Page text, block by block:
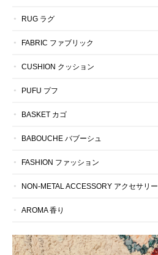
RUG ラグ
FABRIC ファブリック
CUSHION クッション
PUFU プフ
BASKET カゴ
BABOUCHE バブーシュ
FASHION ファッション
NON-METAL ACCESSORY アクセサリー
AROMA 香り